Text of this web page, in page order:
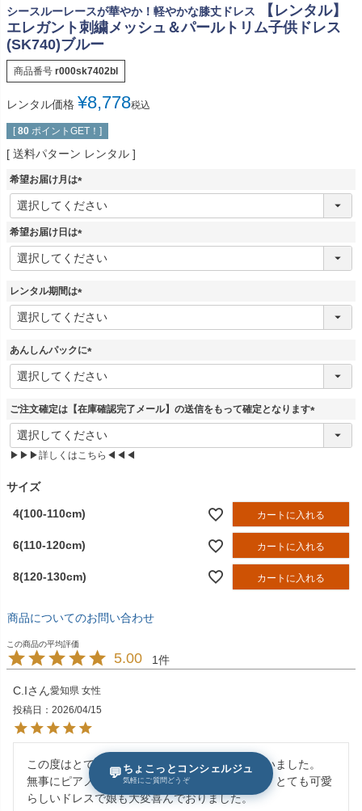
シースルーレースが華やか！軽やかな膝丈ドレス
【レンタル】
エレガント刺繍メッシュ＆パールトリム子供ドレス
(SK740)ブルー
商品番号 r000sk7402bl
レンタル価格 ¥8,778税込
[ 80 ポイントGET！]
送料パターン レンタル
希望お届け月は
(
必
希望お届け日は
(
必
)
レンタル期間は
(
必
)
あんしんパックに
(
必
)
ご注文確定は【在庫確認完了メール】の送信をもって確定となります
(
▶▶▶詳しくはこちら◀◀◀
サイズ
4(100-110cm) カートに入れる
6(110-120cm) カートに入れる
8(120-130cm) カートに入れる
商品についてのお問い合わせ
5.00 1
C.I 愛知県 女性
投稿日
2026/04/15
この度はとても素敵なドレスをありがとうございました。
無事にピアノ発表会を終えることが出来ました。とても可愛
らしいドレスで娘も大変喜んでおりました。
💬 ちょこっとコンシェルジュ
気軽にご質問どうぞ